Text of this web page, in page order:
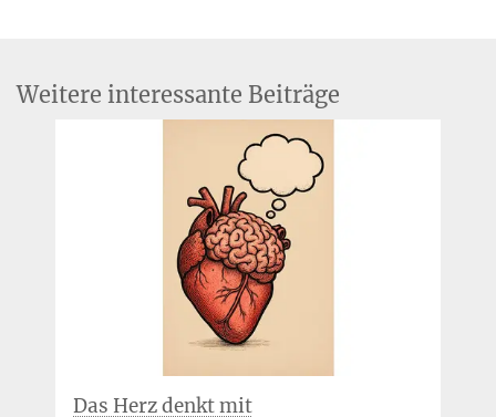
Weitere interessante Beiträge
Neuer Ansatz zur Prävention sozialer